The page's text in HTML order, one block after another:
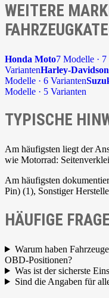
WEITERE
Honda Moto7 Modelle · 7
VariantenHarley-Davidson
Modelle · 6 Varianten
Modelle · 5 Varianten
TYPISCHE
Am häufigsten liegt der
wie Motorrad:
Am häufigsten
Pin) (1), Sonstiger
HÄUFIGE
Warum haben
OBD-Positionen?
Was ist der sicherste
Sind die Angaben für